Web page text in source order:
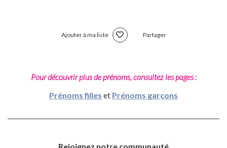
Ajouter à ma liste Partager
Pour découvrir plus de prénoms, consultez les pages :
Prénoms filles et Prénoms garçons